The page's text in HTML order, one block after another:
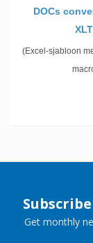
DOCs
(Excel-sjabloon
Get monthly